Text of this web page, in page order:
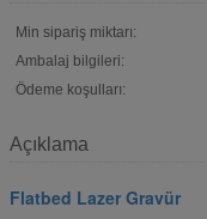
Min sipariş miktarı:
Ambalaj bilgileri:
Ödeme koşulları:
Açıklama
Flatbed Lazer Gravür